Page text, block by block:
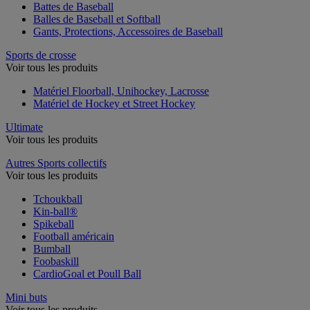
Battes de Baseball
Balles de Baseball et Softball
Gants, Protections, Accessoires de Baseball
Sports de crosse
Voir tous les produits
Matériel Floorball, Unihockey, Lacrosse
Matériel de Hockey et Street Hockey
Ultimate
Voir tous les produits
Autres Sports collectifs
Voir tous les produits
Tchoukball
Kin-ball®
Spikeball
Football américain
Bumball
Foobaskill
CardioGoal et Poull Ball
Mini buts